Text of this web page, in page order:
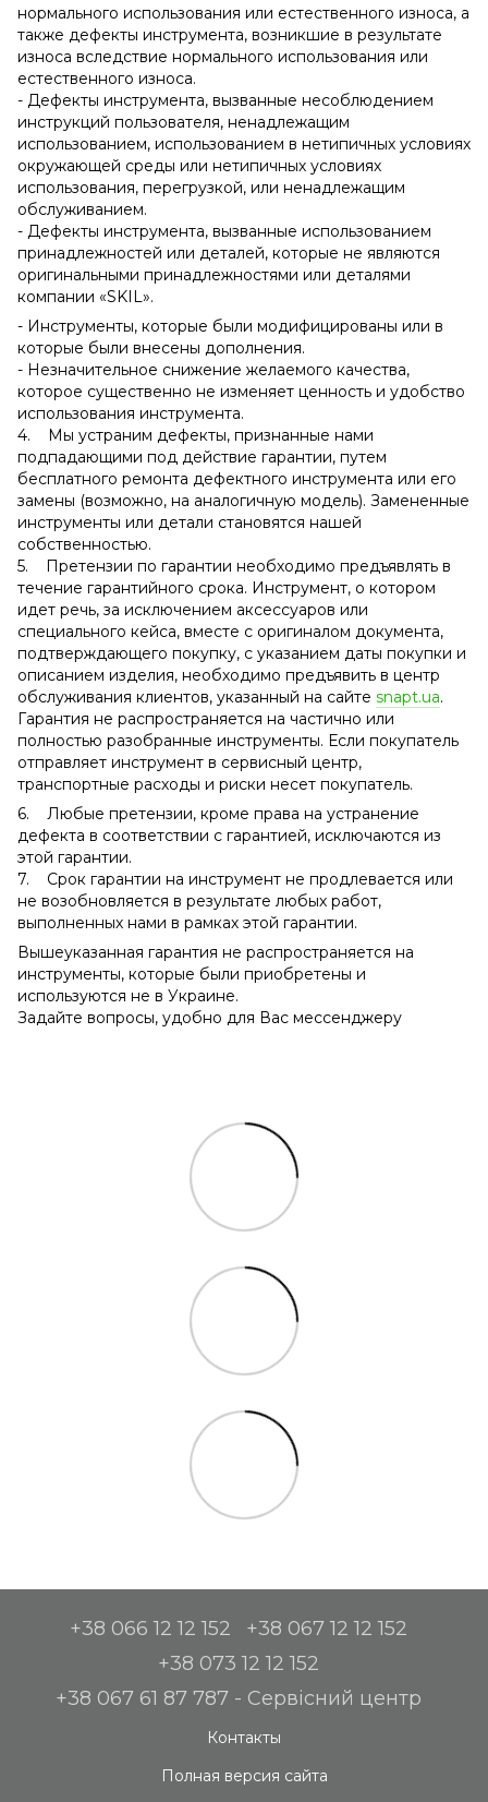
нормального использования или естественного износа, а
также дефекты инструмента, возникшие в результате
износа вследствие нормального использования или
естественного износа.
- Дефекты инструмента, вызванные несоблюдением
инструкций пользователя, ненадлежащим
использованием, использованием в нетипичных условиях
окружающей среды или нетипичных условиях
использования, перегрузкой, или ненадлежащим
обслуживанием.
- Дефекты инструмента, вызванные использованием
принадлежностей или деталей, которые не являются
оригинальными принадлежностями или деталями
компании «SKIL».
- Инструменты, которые были модифицированы или в
которые были внесены дополнения.
- Незначительное снижение желаемого качества,
которое существенно не изменяет ценность и удобство
использования инструмента.
4. Мы устраним дефекты, признанные нами
подпадающими под действие гарантии, путем
бесплатного ремонта дефектного инструмента или его
замены (возможно, на аналогичную модель). Замененные
инструменты или детали становятся нашей
собственностью.
5. Претензии по гарантии необходимо предъявлять в
течение гарантийного срока. Инструмент, о котором
идет речь, за исключением аксессуаров или
специального кейса, вместе с оригиналом документа,
подтверждающего покупку, с указанием даты покупки и
описанием изделия, необходимо предъявить в центр
обслуживания клиентов, указанный на сайте snapt.ua.
Гарантия не распространяется на частично или
полностью разобранные инструменты. Если покупатель
отправляет инструмент в сервисный центр,
транспортные расходы и риски несет покупатель.
6. Любые претензии, кроме права на устранение
дефекта в соответствии с гарантией, исключаются из
этой гарантии.
7. Срок гарантии на инструмент не продлевается или
не возобновляется в результате любых работ,
выполненных нами в рамках этой гарантии.
Вышеуказанная гарантия не распространяется на
инструменты, которые были приобретены и
используются не в Украине.
Задайте вопросы, удобно для Вас мессенджеру
+38 066 12 12 152
+38 067 12 12 152
+38 073 12 12 152
+38 067 61 87 787 - Сервісний центр
Контакты
Полная версия сайта